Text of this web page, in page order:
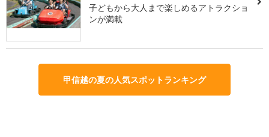
子どもから大人まで楽しめるアトラクショ
ンが満載
甲信越の夏の人気スポットランキング